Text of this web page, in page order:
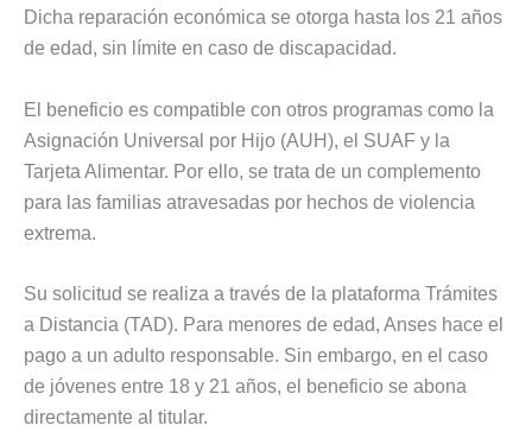
Dicha reparación económica se otorga hasta los 21 años
de edad, sin límite en caso de discapacidad.
El beneficio es compatible con otros programas como la
Asignación Universal por Hijo (AUH), el SUAF y la
Tarjeta Alimentar. Por ello, se trata de un complemento
para las familias atravesadas por hechos de violencia
extrema.
Su solicitud se realiza a través de la plataforma Trámites
a Distancia (TAD). Para menores de edad, Anses hace el
pago a un adulto responsable. Sin embargo, en el caso
de jóvenes entre 18 y 21 años, el beneficio se abona
directamente al titular.